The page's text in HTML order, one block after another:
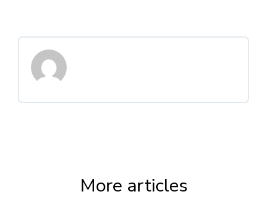
More articles